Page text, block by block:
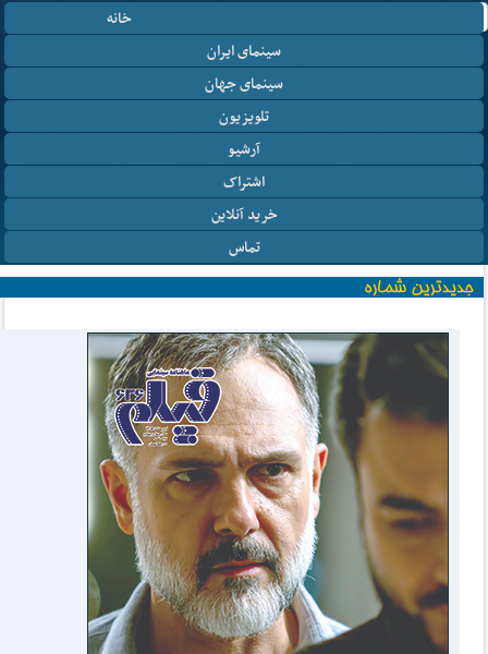
خانه
سینمای ایران
سینمای جهان
تلویزیون
آرشیو
اشتراک
خرید آنلاین
تماس